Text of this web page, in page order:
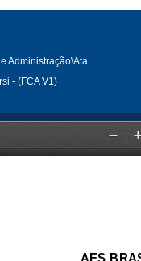
Administração\Ata
- (FCA V1)